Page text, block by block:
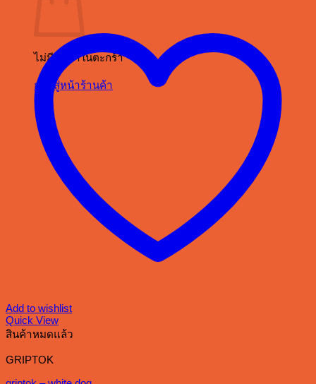
ไม่มีสินค้าในตะกร้า
กลับสู่หน้าร้านค้า
Add to wishlist
Quick View
สินค้าหมดแล้ว
GRIPTOK